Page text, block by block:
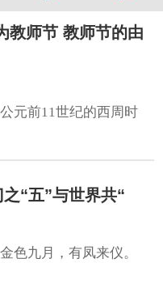
教师节 教师节的由
元前11世纪的西周时
“五”与世界共“
色九月，有凤来仪。